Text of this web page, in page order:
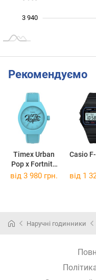
3 940
Рекомендуємо
Timex Urban
Pop x Fortnite
TW2W96900
Casio
від 3 980 грн. від 1
Наручні годинники